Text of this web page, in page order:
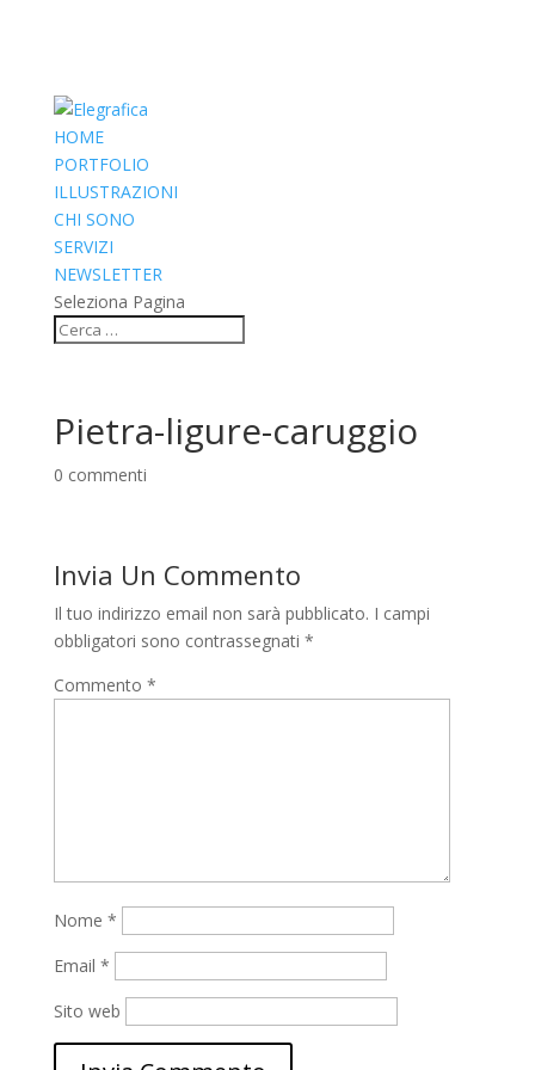
HOME
PORTFOLIO
ILLUSTRAZIONI
CHI SONO
SERVIZI
NEWSLETTER
Seleziona Pagina
Pietra-ligure-caruggio
0 commenti
Invia Un Commento
Il tuo indirizzo email non sarà pubblicato. I campi
obbligatori sono contrassegnati *
Commento *
Nome *
Email *
Sito web